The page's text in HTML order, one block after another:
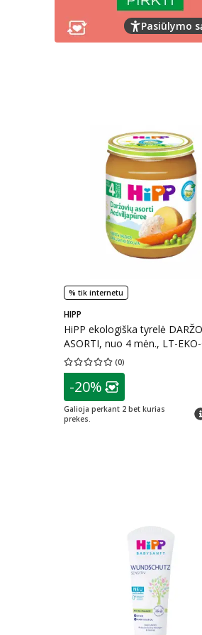
Pasiūlymo
% tik internetu
HIPP
HiPP ekologiška tyrelė
ASORTI, nuo 4 mėn., LT-
125 g
(0)
Vidutinis įvertinimas 0.00
patarimas
Lojalumo
-20%
Galioja perkant 2 bet kurias
prekes.